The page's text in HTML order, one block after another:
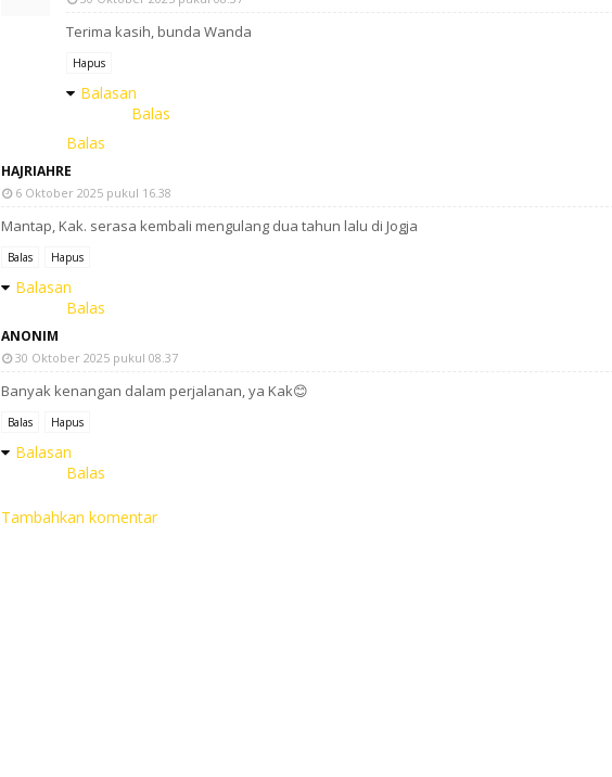
Terima kasih, bunda Wanda
Hapus
Balasan
Balas
Balas
HAJRIAHRE
6 Oktober 2025 pukul 16.38
Mantap, Kak. serasa kembali mengulang dua tahun lalu di Jogja
Balas Hapus
Balasan
Balas
ANONIM
30 Oktober 2025 pukul 08.37
Banyak kenangan dalam perjalanan, ya Kak😊
Balas Hapus
Balasan
Balas
Tambahkan komentar